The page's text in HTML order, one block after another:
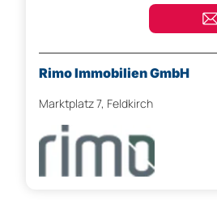
Rimo Immobilien GmbH
Marktplatz 7, Feldkirch